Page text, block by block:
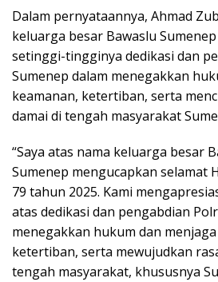
Dalam pernyataannya, Ahmad
keluarga besar Bawaslu
setinggi-tingginya dedikasi dan
Sumenep dalam menegakkan
keamanan, ketertiban, serta
damai di tengah masyarakat
“Saya atas nama keluarga besar
Sumenep mengucapkan selamat
79 tahun 2025. Kami
atas dedikasi dan pengabdian
menegakkan hukum dan
ketertiban, serta mewujudkan
tengah masyarakat, khususnya